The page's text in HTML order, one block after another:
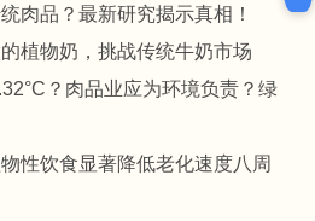
肉品？最新研究揭示真相！
植物奶，挑战传统牛奶市场
？肉品业应为环境负责？绿
性饮食显著降低老化速度八周